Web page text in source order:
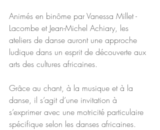
Animés en binôme par Vanessa Millet -
Lacombe et Jean-Michel Achiary, les
ateliers de danse auront une approche
ludique dans un esprit de découverte aux
arts des cultures africaines.
Grâce au chant, à la musique et à la
danse, il s’agit d’une invitation à
s’exprimer avec une motricité particulaire
spécifique selon les danses africaines.